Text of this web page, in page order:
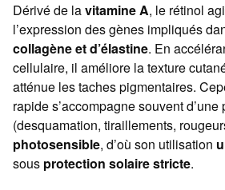
Dérivé de lavitamine A, le rétinol
l’expression des gènes impliqués
collagène et d’élastine. En
cellulaire, il améliore la texture
atténue les taches pigmentaires.
rapide s’accompagne souvent d’une
(desquamation, tiraillements,
photosensible, d’où son utilisation
sous protection solaire stricte.